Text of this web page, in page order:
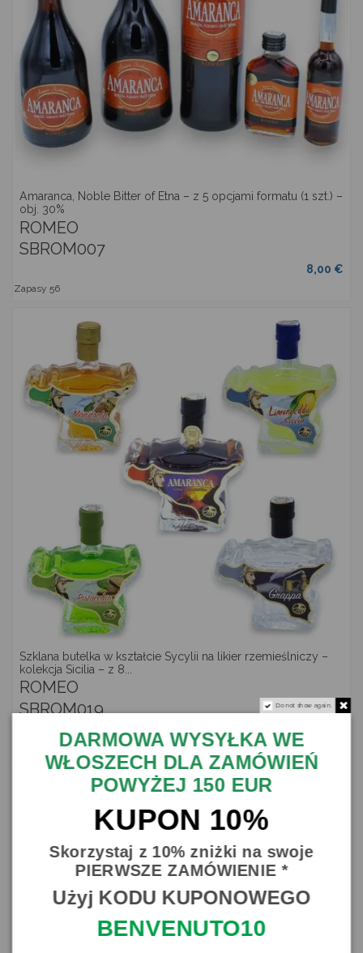
Amaranca, Noble Bitter of Etna – z 5 opcjami formatu (1 szt.) –
obj. 30%
ROMEO
SBROM007
8,00 €
Zapasy 56
Szklana butelka w kształcie Sycylii na likier rzemieślniczy –
kolekcja Sicilia – z 8...
ROMEO
SBROM019
196
Do not show again.
DARMOWA WYSYŁKA WE
WŁOSZECH DLA ZAMÓWIEŃ
POWYŻEJ 150 EUR
KUPON 10%
Skorzystaj z 10% zniżki na swoje
PIERWSZE ZAMÓWIENIE *
Użyj KODU KUPONOWEGO
BENVENUTO10